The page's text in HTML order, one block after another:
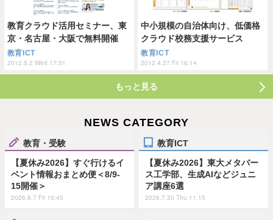
教育クラウド活用セミナー、東
京・名古屋・大阪で無料開催
教育ICT
2012.5.2 Wed 17:51
中小規模の自治体向け、低価格
クラウド校務支援サービス
教育ICT
2012.4.27 Fri 16:14
もっと見る
NEWS CATEGORY
教育・受験
【夏休み2026】すぐ行けるイ
ベント情報おまとめ便＜8/9-
15開催＞
2026.8.7 Fri 19:45
教育ICT
【夏休み2026】東大メタバー
ス工学部、生成AIなどジュニ
ア講座6選
2026.7.30 Thu 11:15